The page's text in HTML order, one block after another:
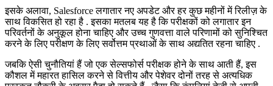
इसके अलावा, Salesforce लगातार नए अपडेट और हर कुछ महीनों में रिलीज़ के
साथ विकसित हो रहा है . इसका मतलब यह है कि परीक्षकों को लगातार इन
परिवर्तनों के अनुकूल होना चाहिए और उच्च गुणवत्ता वाले परिणामों को सुनिश्चित
करने के लिए परीक्षण के लिए सर्वोत्तम प्रथाओं के साथ अद्यतित रहना चाहिए .
जबकि ऐसी चुनौतियां हैं जो एक सेल्सफोर्स परीक्षक होने के साथ आती हैं, इस
कौशल में महारत हासिल करने से वित्तीय और पेशेवर दोनों तरह से अत्यधिक